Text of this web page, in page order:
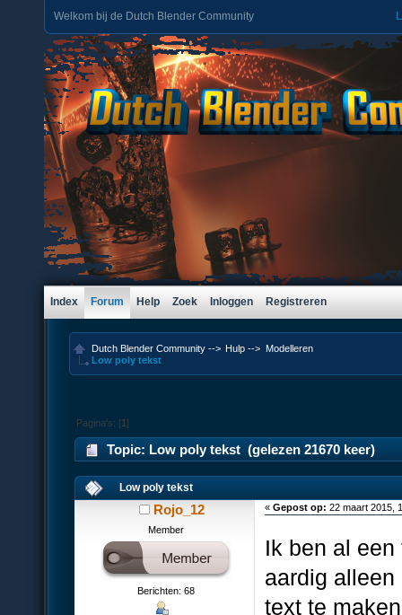
Welkom bij de Dutch Blender Community
Index Forum Help Zoek Inloggen Registreren
Dutch Blender Community --> Hulp --> Modelleren
Low poly tekst
Pagina's: [1]
Topic: Low poly tekst (gelezen 21670 keer)
Low poly tekst
Rojo_12
Member
Berichten: 68
«Gepost op: 22 maart 2015,
Ik ben al
aardig
text te